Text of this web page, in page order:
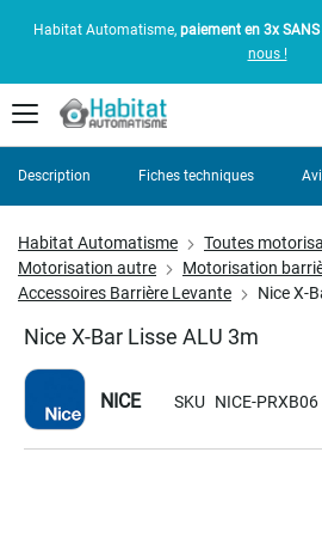
Habitat Automatisme, paiement en 3x
nous !
Habitat Automatisme
Toutes
Motorisation autre
Motorisation
Accessoires Barrière Levante
Nice X-
Nice X-Bar Lisse ALU 3m
NICE SKU NICE-PRXB06
Description Fiches techniques